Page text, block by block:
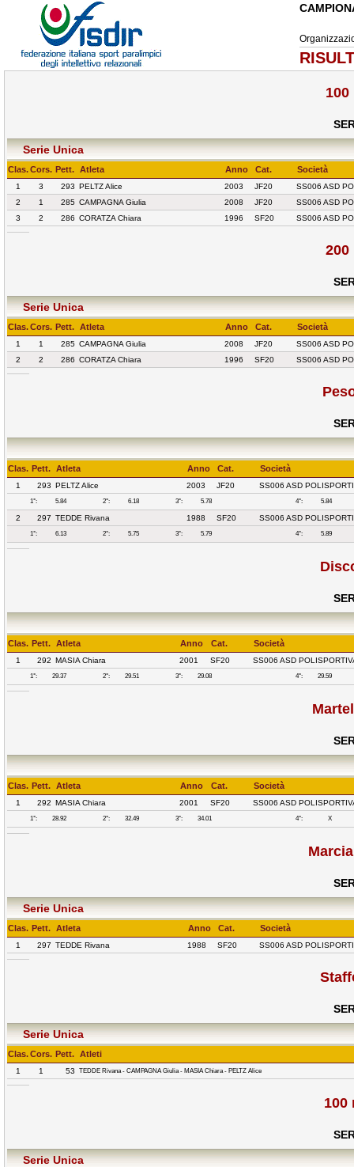
100
Serie Unica
Clas.Cors. Pett. Atleta Anno Cat. Società
1 3 293 PELTZ Alice 2003 JF20
SS006 ASD
2
1 285 CAMPAGNA Giulia 2008 JF20
SS006 ASD
3
2 286 CORATZA Chiara 1996 SF20 SS006 ASD
200
Serie Unica
Clas.Cors. Pett. Atleta Anno Cat. Società
1 1 285 CAMPAGNA Giulia 2008 JF20
SS006 ASD
2
2 286 CORATZA Chiara 1996 SF20 SS006 ASD
Clas. Pett. Atleta Anno Cat. Società
1 293 PELTZ Alice 2003 JF20 SS006 ASD
1°: 5.84 2°: 6.18 3°: 5.78 4°: 5.84
2 297 TEDDE Rivana 1988 SF20 SS006 ASD
1°: 6.13 2°: 5.75 3°: 5.79 4°: 5.89
Clas. Pett. Atleta Anno Cat. Società
1 292 MASIA Chiara 2001 SF20 SS006 ASD
1°: 29.37 2°: 29.51 3°: 29.08 4°: 29.59
Clas. Pett. Atleta Anno Cat. Società
1 292 MASIA Chiara 2001 SF20 SS006 ASD
1°: 28.92 2°: 32.49 3°: 34.01 4°: X
Serie Unica
Clas. Pett. Atleta Anno Cat. Società
1 297 TEDDE Rivana 1988 SF20 SS006 ASD
Serie Unica
Clas.Cors. Pett. Atleti
1 1 53 TEDDE Rivana - CAMPAGNA Giulia - MASIA Chiara - PELTZ Alice
100
Serie Unica